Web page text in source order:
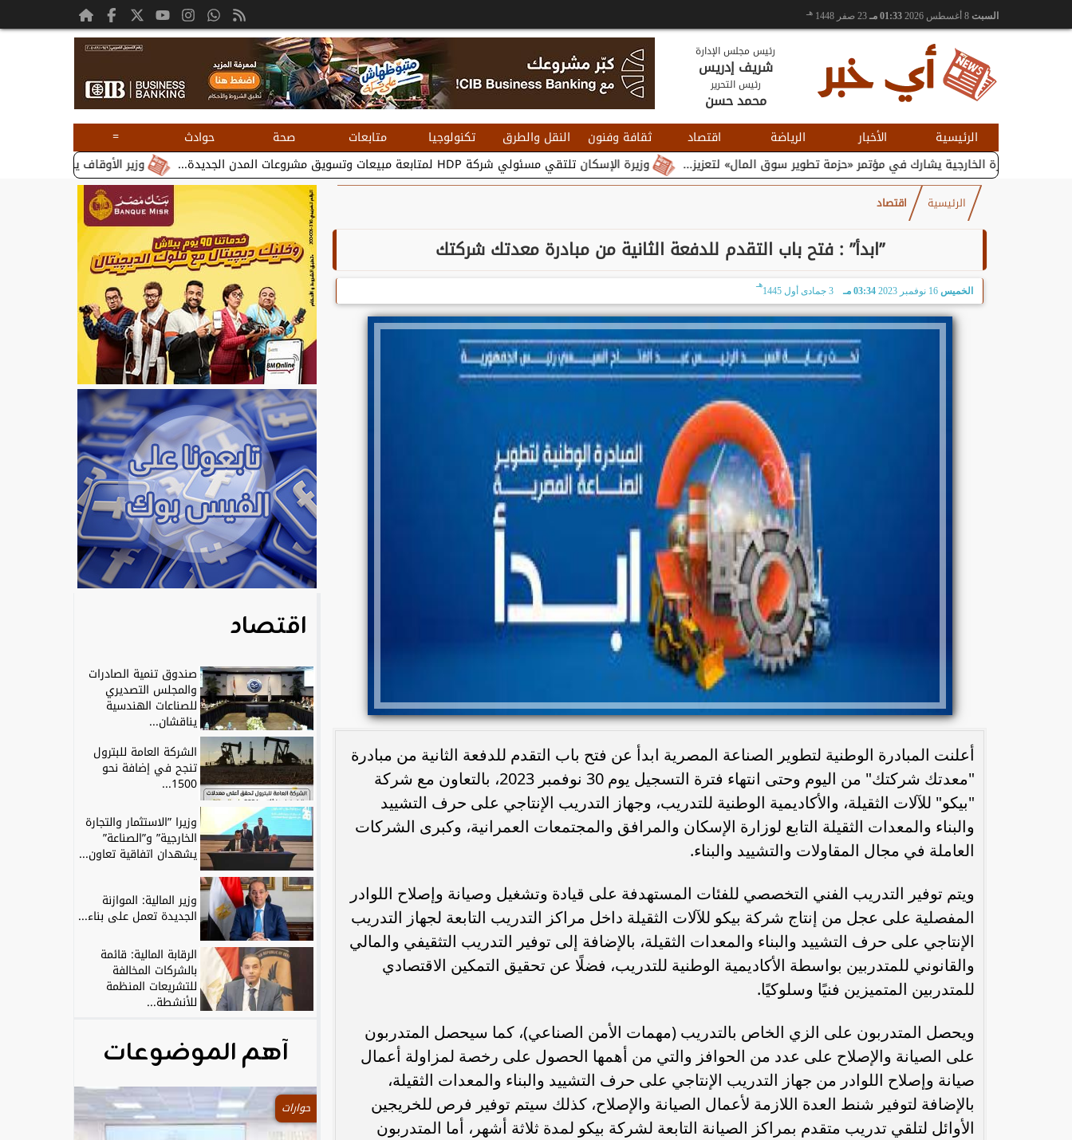
السبت 01:33 مـ 23 صفر 1448 هـ
رئيس مجلس الإدارة
شريف إدريس
رئيس التحرير
محمد حسن
الرئيسية الأخبار الرياضة اقتصاد ثقافة وفنون النقل والطرق تكنولوجيا متابعات صحة حوادث
=
وزير الأوقاف يستقبل بطريرك الأقباط
وزيرة الإسكان تلتقي مسئولي شركة HDP لمتابعة مبيعات وتسويق مشروعات المدن الجديدة... الخارجية يشارك في مؤتمر «حزمة تطوير سوق المال» لتعزيز...
الرئيسية اقتصاد
”ابدأ” : فتح باب التقدم للدفعة الثانية من مبادرة معدتك شركتك
الخميس 16 نوفمبر 2023 03:34 مـ 3 جمادى أول 1445
هـ
أعلنت المبادرة الوطنية لتطوير الصناعة المصرية ابدأ عن فتح باب التقدم للدفعة الثانية من مبادرة
"معدتك شركتك" من اليوم وحتى انتهاء فترة التسجيل يوم 30 نوفمبر 2023، بالتعاون مع شركة
"بيكو" للآلات الثقيلة، والأكاديمية الوطنية للتدريب، وجهاز التدريب الإنتاجي على حرف التشييد
والبناء والمعدات الثقيلة التابع لوزارة الإسكان والمرافق والمجتمعات العمرانية، وكبرى الشركات
العاملة في مجال المقاولات والتشييد والبناء.
ويتم توفير التدريب الفني التخصصي للفئات المستهدفة على قيادة وتشغيل وصيانة وإصلاح اللوادر
المفصلية على عجل من إنتاج شركة بيكو للآلات الثقيلة داخل مراكز التدريب التابعة لجهاز التدريب
الإنتاجي على حرف التشييد والبناء والمعدات الثقيلة، بالإضافة إلى توفير التدريب التثقيفي والمالي
والقانوني للمتدربين بواسطة الأكاديمية الوطنية للتدريب، فضلًا عن تحقيق التمكين الاقتصادي
للمتدربين المتميزين فنيًا وسلوكيًا.
ويحصل المتدربون على الزي الخاص بالتدريب (مهمات الأمن الصناعي)، كما سيحصل المتدربون
على الصيانة والإصلاح على عدد من الحوافز والتي من أهمها الحصول على رخصة لمزاولة أعمال
صيانة وإصلاح اللوادر من جهاز التدريب الإنتاجي على حرف التشييد والبناء والمعدات الثقيلة،
بالإضافة لتوفير شنط العدة اللازمة لأعمال الصيانة والإصلاح، كذلك سيتم توفير فرص للخريجين
الأوائل لتلقي تدريب متقدم بمراكز الصيانة التابعة لشركة بيكو لمدة ثلاثة أشهر، أما المتدربون
اقتصاد
صندوق تنمية الصادرات
والمجلس التصديري
للصناعات الهندسية
يناقشان...
الشركة العامة للبترول
تنجح في إضافة نحو
1500...
وزيرا ”الاستثمار والتجارة
الخارجية” و”الصناعة”
يشهدان اتفاقية تعاون...
وزير المالية: الموازنة
الجديدة تعمل على بناء...
الرقابة المالية: قائمة
بالشركات المخالفة
للتشريعات المنظمة
للأنشطة...
آهم الموضوعات
حوارات